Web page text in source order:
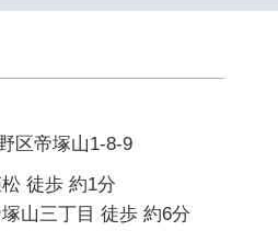
区帝塚山1-8-9
徒歩 約1分
山三丁目 徒歩 約6分